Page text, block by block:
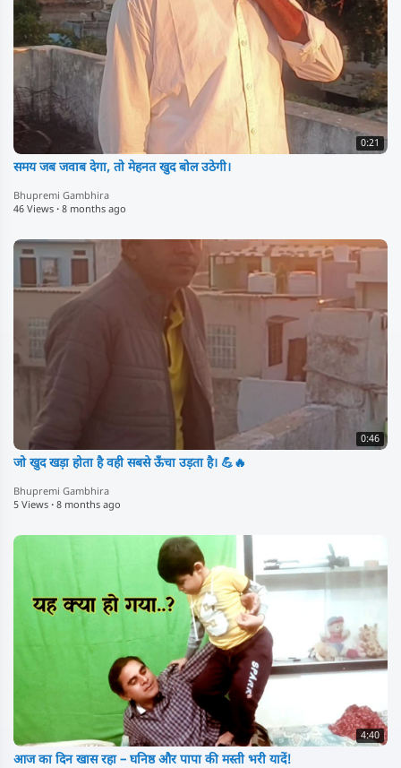
0:21
समय जब जवाब देगा, तो मेहनत खुद बोल उठेगी।
Bhupremi Gambhira
46 Views · 8 months ago
0:46
जो खुद खड़ा होता है वही सबसे ऊँचा उड़ता है। 💪🔥
Bhupremi Gambhira
5 Views · 8 months ago
4:40
आज का दिन खास रहा – घनिष्ठ और पापा की मस्ती भरी यादें!